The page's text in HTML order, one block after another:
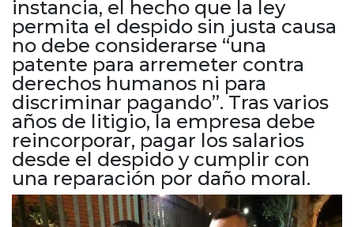
Cruz del Eje
Corredor de Ansenuza
La Carlota y zona
Laboulaye y sur
Bell Ville
Río Tercero
Despeñaderos
instancia, el hecho que la ley
permita el despido sin justa causa
no debe considerarse “una
patente para arremeter contra
derechos humanos ni para
discriminar pagando”. Tras varios
años de litigio, la empresa debe
reincorporar, pagar los salarios
desde el despido y cumplir con
una reparación por daño moral.